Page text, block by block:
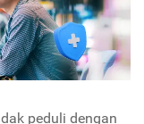
peduli dengan